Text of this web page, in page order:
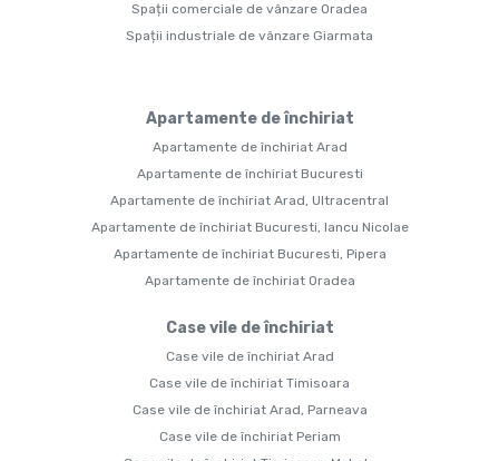
Spații comerciale de vânzare Oradea
Spații industriale de vânzare Giarmata
Apartamente de închiriat
Apartamente de închiriat Arad
Apartamente de închiriat Bucuresti
Apartamente de închiriat Arad, Ultracentral
Apartamente de închiriat Bucuresti, Iancu Nicolae
Apartamente de închiriat Bucuresti, Pipera
Apartamente de închiriat Oradea
Case vile de închiriat
Case vile de închiriat Arad
Case vile de închiriat Timisoara
Case vile de închiriat Arad, Parneava
Case vile de închiriat Periam